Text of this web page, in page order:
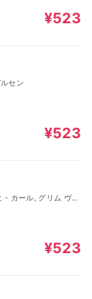
¥523
セン
¥523
¥523